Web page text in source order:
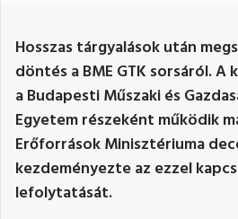
Hosszas tárgyalások után
döntés a BME GTK sorsáról. A
a Budapesti Műszaki és
Egyetem részeként működik
Erőforrások Minisztériuma
kezdeményezte az ezzel
lefolytatását.